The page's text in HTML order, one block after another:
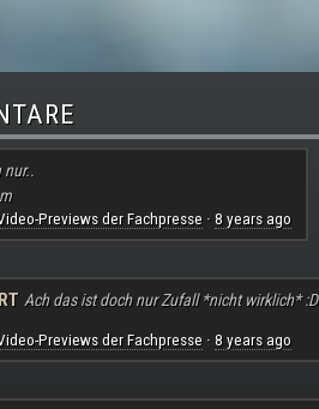
nur..
Previews der Fachpresse· 8 years ago
Ach das ist doch nur Zufall *nicht wirklich* :D
Previews der Fachpresse· 8 years ago